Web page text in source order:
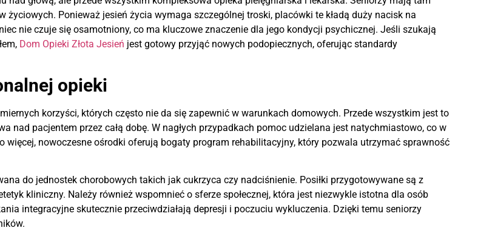
Ponieważ jesień życia wymaga szczególnej troski, placówki te kładą duży nacisk na
nie czuje się osamotniony, co ma kluczowe znaczenie dla jego kondycji psychicznej. Jeśli szukają
Dom Opieki Złota Jesień jest gotowy przyjąć nowych podopiecznych, oferując standardy
opieki
korzyści, których często nie da się zapewnić w warunkach domowych. Przede wszystkim jest to
nad pacjentem przez całą dobę. W nagłych przypadkach pomoc udzielana jest natychmiastowo, co w
nowoczesne ośrodki oferują bogaty program rehabilitacyjny, który pozwala utrzymać sprawność
do jednostek chorobowych takich jak cukrzyca czy nadciśnienie. Posiłki przygotowywane są z
kliniczny. Należy również wspomnieć o sferze społecznej, która jest niezwykle istotna dla osób
integracyjne skutecznie przeciwdziałają depresji i poczuciu wykluczenia. Dzięki temu seniorzy